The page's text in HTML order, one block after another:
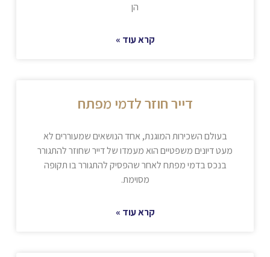
הן
קרא עוד »
דייר חוזר לדמי מפתח
בעולם השכירות המוגנת, אחד הנושאים שמעוררים לא
מעט דיונים משפטיים הוא מעמדו של דייר שחוזר להתגורר
בנכס בדמי מפתח לאחר שהפסיק להתגורר בו תקופה
מסוימת.
קרא עוד »